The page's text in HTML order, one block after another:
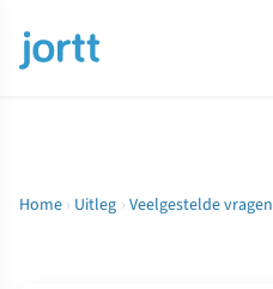
Home › Uitleg › Veelgestelde vragen